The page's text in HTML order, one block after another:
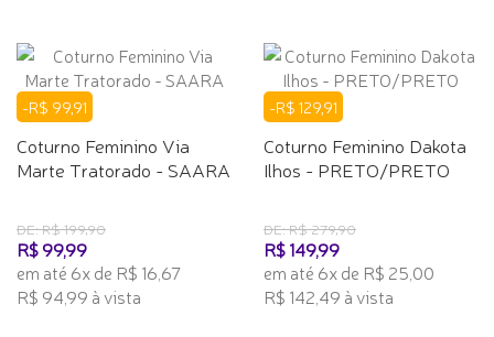
-R$ 99,91
Coturno Feminino Via
Marte Tratorado - SAARA
DE: R$ 199,90
R$ 99,99
em até 6x de R$ 16,67
R$ 94,99 à vista
-R$ 129,91
Coturno Feminino Dakota
Ilhos - PRETO/PRETO
DE: R$ 279,90
R$ 149,99
em até 6x de R$ 25,00
R$ 142,49 à vista